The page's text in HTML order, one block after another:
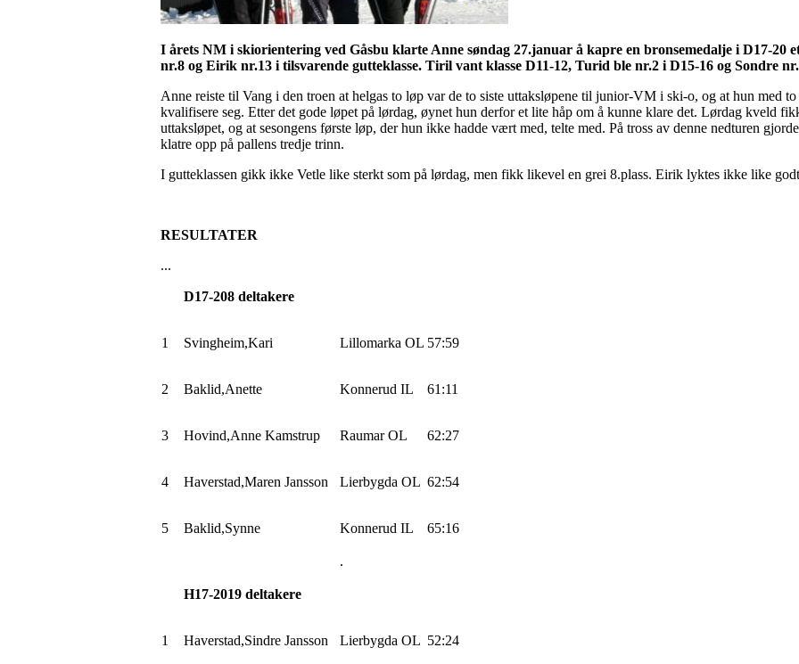
I årets NM i skiorientering ved Gåsbu klarte Anne søndag 27.januar å kapre en bronsemedalje i D17-20
nr.8 og Eirik nr.13 i tilsvarende gutteklasse. Tiril vant klasse D11-12, Turid ble nr.2 i D15-16 og Sondre
Anne reiste til Vang i den troen at helgas to løp var de to siste uttaksløpene til junior-VM i ski-o, og at hun med
kvalifisere seg. Etter det gode løpet på lørdag, øynet hun derfor et lite håp om å kunne klare det. Lørdag kveld
uttaksløpet, og at sesongens første løp, der hun ikke hadde vært med, telte med. På tross av denne nedturen
klatre opp på pallens tredje trinn.
I gutteklassen gikk ikke Vetle like sterkt som på lørdag, men fikk likevel en grei 8.plass. Eirik lyktes ikke like
RESULTATER
...
D17-208 deltakere
1 Svingheim,Kari Lillomarka OL 57:59
2 Baklid,Anette Konnerud IL 61:11
3 Hovind,Anne Kamstrup Raumar OL 62:27
4 Haverstad,Maren Jansson Lierbygda OL 62:54
5 Baklid,Synne Konnerud IL 65:16
.
H17-2019 deltakere
1 Haverstad,Sindre Jansson Lierbygda OL 52:24